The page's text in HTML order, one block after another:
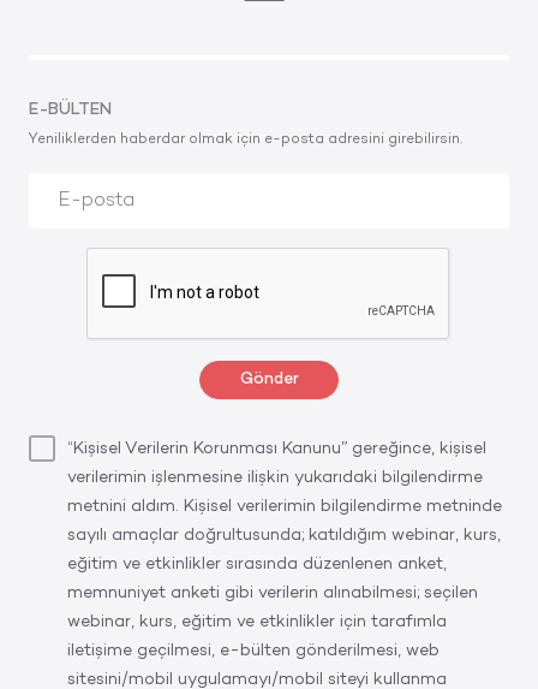
E-BÜLTEN
Yeniliklerden haberdar olmak için e-posta adresini girebilirsin.
Gönder
“Kişisel Verilerin Korunması Kanunu” gereğince, kişisel
verilerimin işlenmesine ilişkin yukarıdaki bilgilendirme
metnini aldım. Kişisel verilerimin bilgilendirme metninde
sayılı amaçlar doğrultusunda; katıldığım webinar, kurs,
eğitim ve etkinlikler sırasında düzenlenen anket,
memnuniyet anketi gibi verilerin alınabilmesi; seçilen
webinar, kurs, eğitim ve etkinlikler için tarafımla
iletişime geçilmesi, e-bülten gönderilmesi, web
sitesini/mobil uygulamayı/mobil siteyi kullanma